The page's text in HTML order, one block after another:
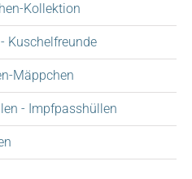
Kollektion
Kuschelfreunde
Mäppchen
- Impfpasshüllen